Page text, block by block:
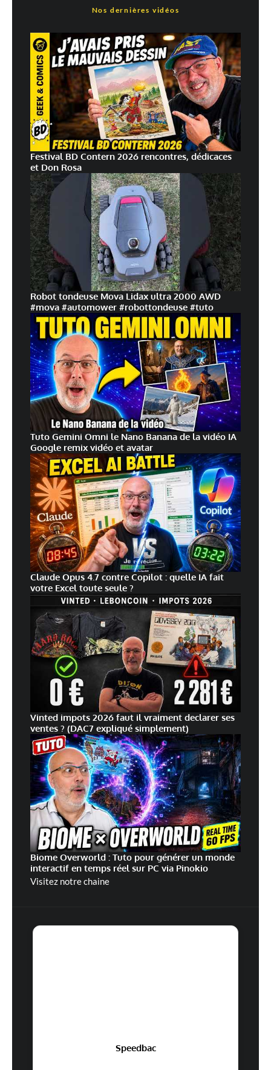
Nos dernières vidéos
Festival BD Contern 2026 rencontres, dédicaces
et Don Rosa
Robot tondeuse Mova Lidax ultra 2000 AWD
#mova #automower #robottondeuse #tuto
Tuto Gemini Omni le Nano Banana de la vidéo IA
Google remix vidéo et avatar
Claude Opus 4.7 contre Copilot : quelle IA fait
votre Excel toute seule ?
Vinted impots 2026 faut il vraiment declarer ses
ventes ? (DAC7 expliqué simplement)
Biome Overworld : Tuto pour générer un monde
interactif en temps réel sur PC via Pinokio
Visitez notre chaine
Speedbac